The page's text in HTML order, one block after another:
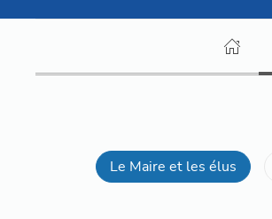
Le Maire et les élus